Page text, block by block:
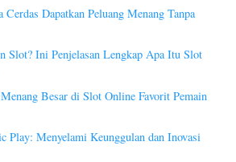
Dapatkan Peluang Menang Tanpa
Slot? Ini Penjelasan Lengkap Apa Itu Slot
Besar di Slot Online Favorit Pemain
Play: Menyelami Keunggulan dan Inovasi